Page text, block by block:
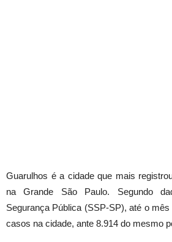
Guarulhos é a cidade que mais
na Grande São Paulo. Segundo
Segurança Pública (SSP-SP), até o
casos na cidade, ante 8.914 do mesmo